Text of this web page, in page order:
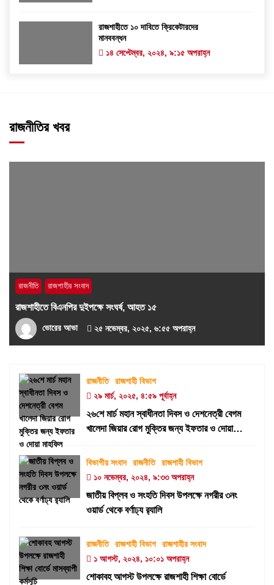
রাজশাহীতে ১০ দাবিতে ক্রিকেটারদের
মানববন্ধন
১৪ সেপ্টেম্বর, ২০২৪, ৯:১৫ অপরাহ্ন
রাজনীতির খবর
রাজনীতি রাজশাহীর সংবাদ
রাজশাহীতে বিএনপির দুইপক্ষে সংঘর্ষ, আহত ১৫
ভোরের আভা ২৫ নভেম্বর, ২০২৫, ৬:৫৫ অপরাহ্ন
রাজনীতি
রাজশাহী বিভাগ
২৯ মার্চ, ২০২৫, ৪:৫৯ পূর্বাহ্ন
২৬শে মার্চ মহান স্বাধীনতা দিবস ও দেশনেত্রী বেগম
খালেদা জিয়ার রোগ মুক্তির জন্য ইফতার ও দোয়া
বিভাগীয় সংবাদ রাজনীতি
রাজশাহী বিভাগ
১০ নভেম্বর, ২০২৪, ৯:৩৩ অপরাহ্ন
জাতীয় বিপ্লব ও সংহতি দিবস উপলক্ষে নগরীর ৩নং
ওয়ার্ড থেকে বর্ণাঢ্য র‍্যালি
রাজনীতি রাজশাহী বিভাগ
রাজশাহীর সংবাদ
১ আগস্ট, ২০২৪, ১০:০১ অপরাহ্ন
শোকাবহ আগস্ট উপলক্ষে রাজশাহী শিক্ষা বোর্ডে